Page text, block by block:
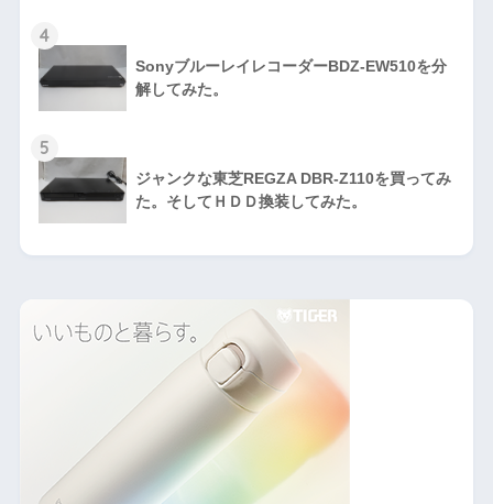
4
SonyブルーレイレコーダーBDZ-EW510を分
解してみた。
5
ジャンクな東芝REGZA DBR-Z110を買ってみ
た。そしてＨＤＤ換装してみた。